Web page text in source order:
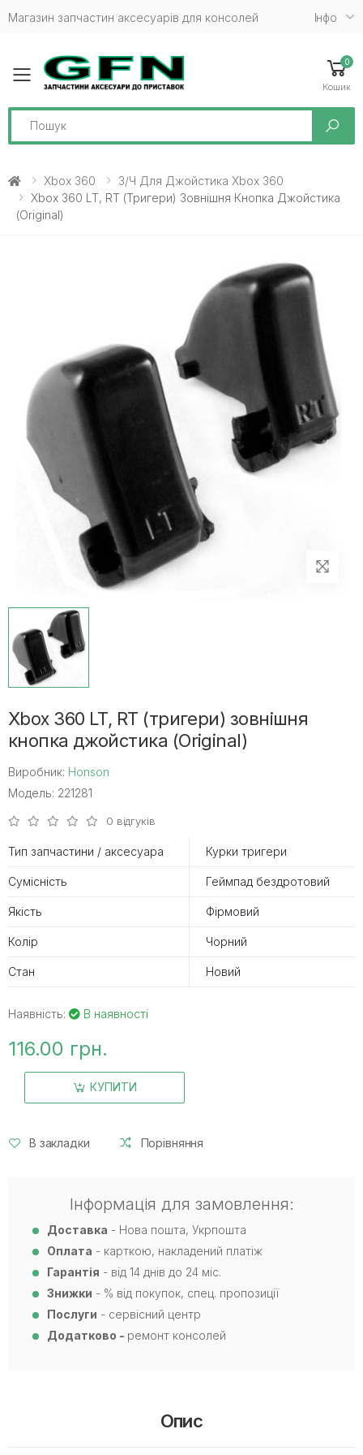
Магазин запчастин аксесуарів для консолей Iнфо
Toggle mobile menu
0
Кошик
Search
Xbox 360
З/ч Для Джойстика Xbox 360
Xbox 360 LT, RT (тригери) Зовнішня Кнопка Джойстика
(Original)
Xbox 360 LT, RT (тригери) зовнішня
кнопка джойстика (Original)
Виробник: Honson
Модель: 221281
0 відгуків
Тип запчастини / аксесуара Курки тригери
Сумісність Геймпад бездротовий
Якість Фірмовий
Колір Чорний
Стан Новий
Наявність: В наявності
116.00 грн.
КУПИТИ
В закладки Порівняння
Інформація для замовлення:
Доставка - Нова пошта, Укрпошта
Оплата - карткою, накладений платіж
Гарантія - від 14 днів до 24 міс.
Знижки - % від покупок, спец. пропозиції
Послуги - сервісний центр
Додатково - ремонт консолей
Опис